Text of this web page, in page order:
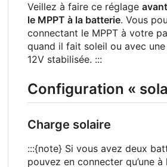
Veillez à faire ce réglage
le MPPT à la batterie. Vous
connectant le MPPT à votre
quand il fait soleil ou avec
12V stabilisée. :::
Configuration «
Charge solaire
:::{note} Si vous avez deux
pouvez en connecter qu’une